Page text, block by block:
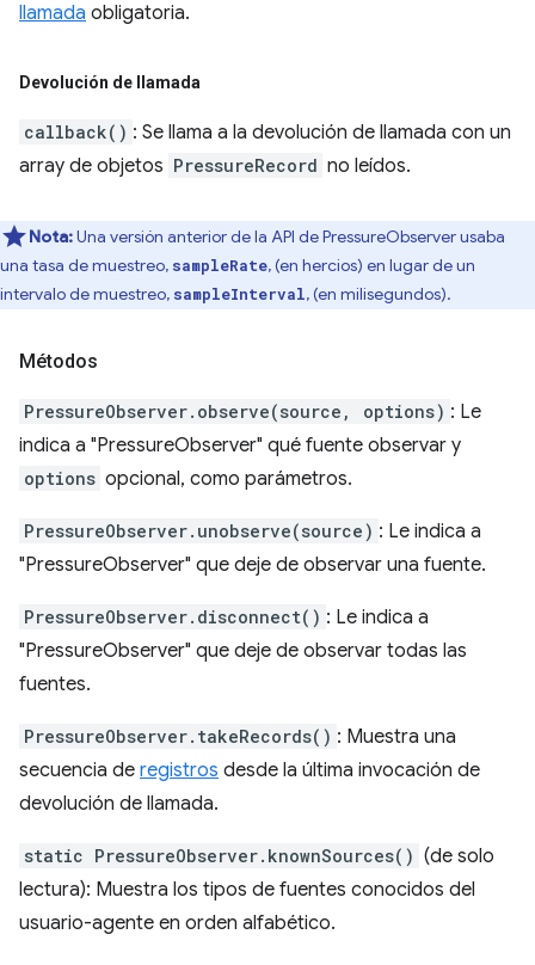
llamada obligatoria.
Devolución de llamada
callback() : Se llama a la devolución de llamada con un
array de objetos PressureRecord no leídos.
Nota:Una versión anterior de la API de PressureObserver usaba
una tasa de muestreo, sampleRate, (en hercios) en lugar de un
intervalo de muestreo, sampleInterval, (en milisegundos).
Métodos
PressureObserver.observe(source, options) : Le
indica a "PressureObserver" qué fuente observar y
options opcional, como parámetros.
PressureObserver.unobserve(source) : Le indica a
"PressureObserver" que deje de observar una fuente.
PressureObserver.disconnect() : Le indica a
"PressureObserver" que deje de observar todas las
fuentes.
PressureObserver.takeRecords() : Muestra una
secuencia de registros desde la última invocación de
devolución de llamada.
static PressureObserver.knownSources() (de solo
lectura): Muestra los tipos de fuentes conocidos del
usuario-agente en orden alfabético.